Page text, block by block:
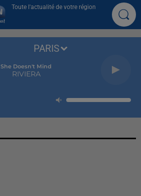
Toute l'actualité de votre région
She Doesn't Mind
RIVIERA
PARIS